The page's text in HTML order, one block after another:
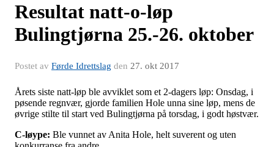
Resultat natt-o-løp
Bulingtjørna 25.-26. oktober
Postet av Førde Idrettslag den 27. okt 2017
Årets siste natt-løp ble avviklet som et 2-dagers løp: Onsdag, i
pøsende regnvær, gjorde familien Hole unna sine løp, mens de
øvrige stilte til start ved Bulingtjørna på torsdag, i godt høstvær.
C-løype: Ble vunnet av Anita Hole, helt suverent og uten